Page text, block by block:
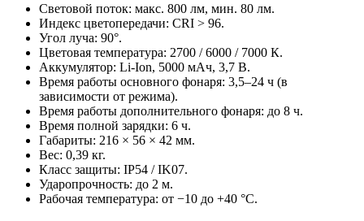
Световой поток: макс. 800 лм, мин. 80 лм.
Индекс цветопередачи: CRI > 96.
Угол луча: 90°.
Цветовая температура: 2700 / 6000 / 7000 К.
Аккумулятор: Li-Ion, 5000 мАч, 3,7 В.
Время работы основного фонаря: 3,5–24 ч (в
зависимости от режима).
Время работы дополнительного фонаря: до 8 ч.
Время полной зарядки: 6 ч.
Габариты: 216 × 56 × 42 мм.
Вес: 0,39 кг.
Класс защиты: IP54 / IK07.
Ударопрочность: до 2 м.
Рабочая температура: от −10 до +40 °C.